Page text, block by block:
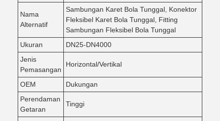
Nama
Alternatif
Sambungan Karet Bola Tunggal, Konektor
Fleksibel Karet Bola Tunggal, Fitting
Sambungan Fleksibel Bola Tunggal
Ukuran
DN25-DN4000
Jenis
Pemasangan
Horizontal/Vertikal
OEM
Dukungan
Perendaman
Getaran
Tinggi